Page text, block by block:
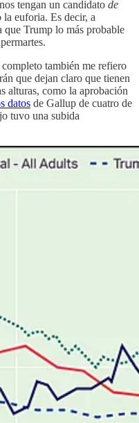
tengan un candidato de
la euforia. Es decir, a
que Trump lo más probable
también me refiero
que dejan claro que tienen
alturas, como la aprobación
datos de Gallup de cuatro de
tuvo una subida